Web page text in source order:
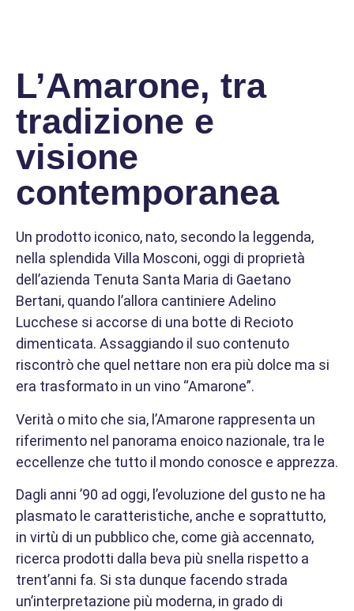
L’Amarone, tra
tradizione e
visione
contemporanea
Un prodotto iconico, nato, secondo la leggenda,
nella splendida Villa Mosconi, oggi di proprietà
dell’azienda Tenuta Santa Maria di Gaetano
Bertani, quando l’allora cantiniere Adelino
Lucchese si accorse di una botte di Recioto
dimenticata. Assaggiando il suo contenuto
riscontrò che quel nettare non era più dolce ma si
era trasformato in un vino “Amarone”.
Verità o mito che sia, l’Amarone rappresenta un
riferimento nel panorama enoico nazionale, tra le
eccellenze che tutto il mondo conosce e apprezza.
Dagli anni ’90 ad oggi, l’evoluzione del gusto ne ha
plasmato le caratteristiche, anche e soprattutto,
in virtù di un pubblico che, come già accennato,
ricerca prodotti dalla beva più snella rispetto a
trent’anni fa. Si sta dunque facendo strada
un’interpretazione più moderna, in grado di